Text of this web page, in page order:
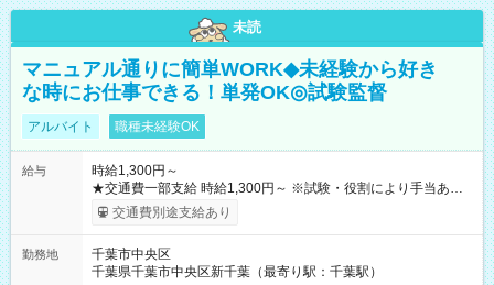
未読
マニュアル通りに簡単WORK◆未経験から好き
な時にお仕事できる！単発OK◎試験監督
アルバイト 職種未経験OK
給与
時給1,300円～
★交通費一部支給 時給1,300円～ ※試験・役割により手当あり
※勤務回数により昇給あり 【即給（前払い）オプションあ
り！】 希望される場合、勤務から1週間ほどで給与の一部を受け
例】 ・河合塾模擬試験 8:30～17:30（休憩1時間） 時給1,300円
×8時間＝日収10,400円＋交通費 ※当日の役割により時給＋100
交通費別途支給あり
勤務地
千葉市中央区
千葉県千葉市中央区新千葉（最寄り駅：千葉駅）